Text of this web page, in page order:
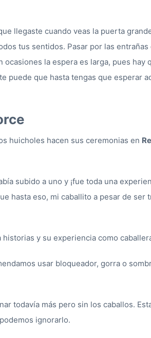
llegaste cuando veas la puerta
tus sentidos. Pasar por las
la espera es larga, pues hay
puede que hasta tengas que esperar
huicholes hacen sus ceremonias en
subido a uno y ¡fue toda una
hasta eso, mi caballito a pesar de ser
y su experiencia como
usar bloqueador, gorra o
todavía más pero sin los caballos.
ignorarlo.